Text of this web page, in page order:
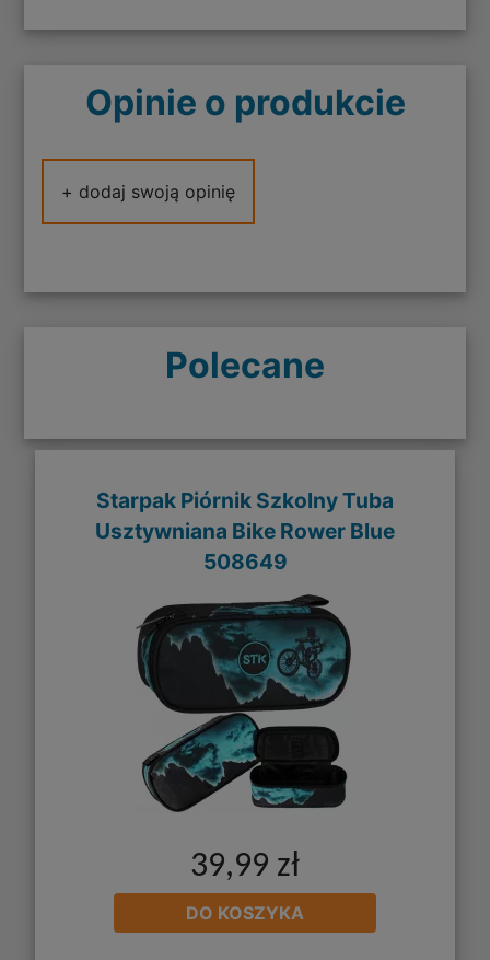
Opinie o produkcie
+ dodaj swoją opinię
Polecane
Starpak Piórnik Szkolny Tuba
Usztywniana Bike Rower Blue
508649
39,99 zł
DO KOSZYKA